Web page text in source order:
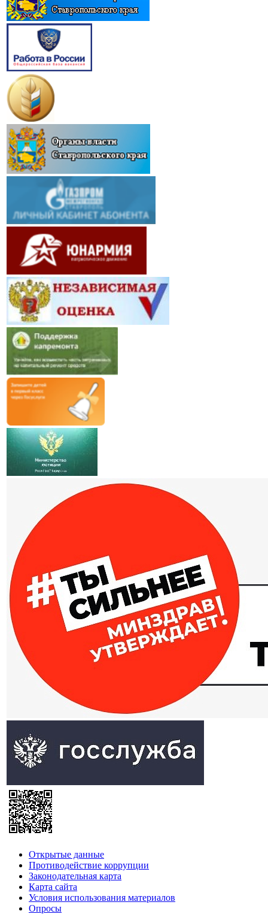
Открытые данные
Противодействие коррупции
Законодательная карта
Карта сайта
Условия использования материалов
Опросы